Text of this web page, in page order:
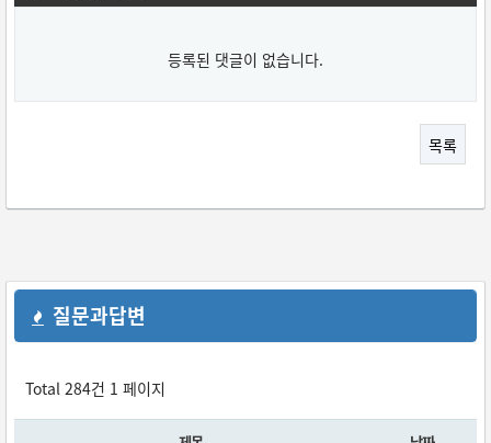
등록된 댓글이 없습니다.
목록
질문과답변
Total 284건 1 페이지